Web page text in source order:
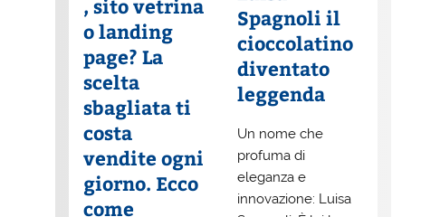
, sito vetrina
o landing
page? La
scelta
sbagliata ti
costa
vendite ogni
giorno. Ecco
come
Spagnoli il
cioccolatino
diventato
leggenda
Un nome che
profuma di
eleganza e
innovazione: Luisa